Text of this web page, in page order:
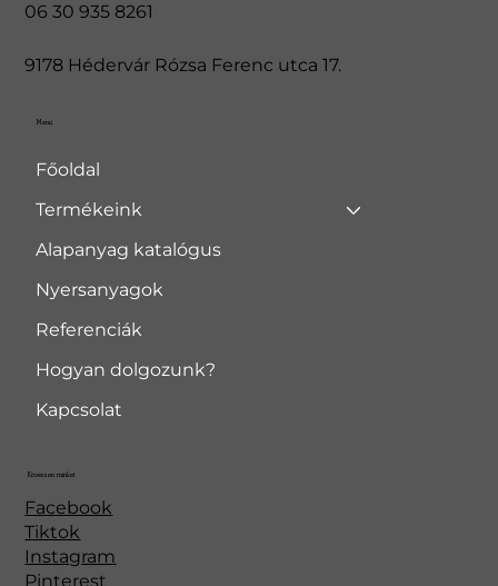
06 30 935 8261
9178 Hédervár Rózsa Ferenc utca 17.
Menü
Főoldal
Termékeink
Alapanyag katalógus
Nyersanyagok
Referenciák
Hogyan dolgozunk?
Kapcsolat
Facebook
Tiktok
Instagram
Pinterest
Kövessen minket